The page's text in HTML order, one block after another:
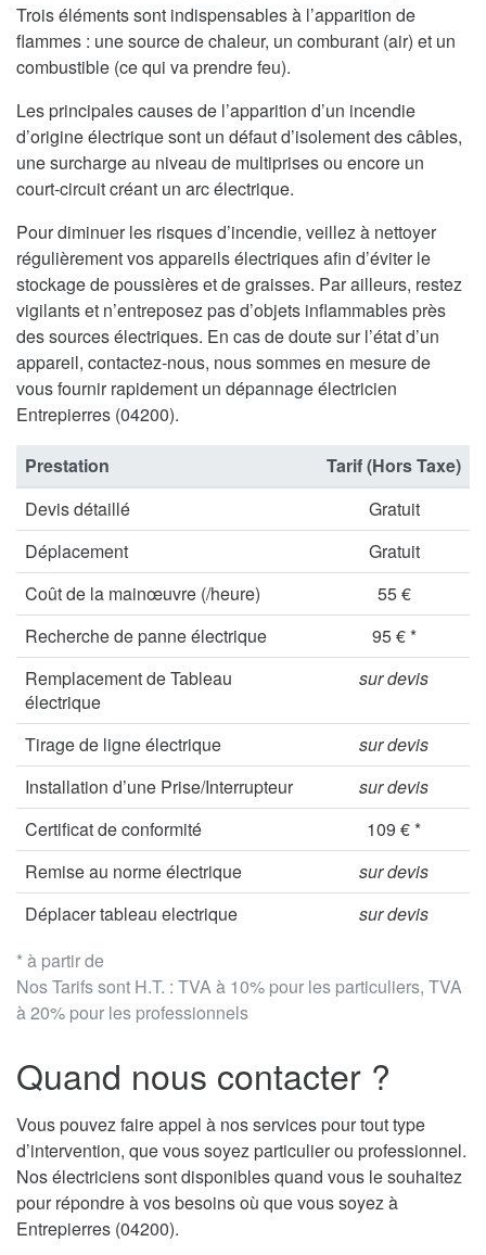
Trois éléments sont indispensables à l’apparition de
flammes : une source de chaleur, un comburant (air) et un
combustible (ce qui va prendre feu).
Les principales causes de l’apparition d’un incendie
d’origine électrique sont un défaut d’isolement des câbles,
une surcharge au niveau de multiprises ou encore un
court-circuit créant un arc électrique.
Pour diminuer les risques d’incendie, veillez à nettoyer
régulièrement vos appareils électriques afin d’éviter le
stockage de poussières et de graisses. Par ailleurs, restez
vigilants et n’entreposez pas d’objets inflammables près
des sources électriques. En cas de doute sur l’état d’un
appareil, contactez-nous, nous sommes en mesure de
vous fournir rapidement un dépannage électricien
Entrepierres (04200).
* à partir de
Nos Tarifs sont H.T. : TVA à 10% pour les particuliers, TVA
à 20% pour les professionnels
Prestation
Tarif (Hors Taxe)
Devis détaillé
Gratuit
Déplacement
Gratuit
Coût de la mainœuvre (/heure)
55 €
Recherche de panne électrique
95 € *
Remplacement de Tableau
électrique
sur devis
Tirage de ligne électrique
sur devis
Installation d’une Prise/Interrupteur
sur devis
Certificat de conformité
109 € *
Remise au norme électrique
sur devis
Déplacer tableau electrique
sur devis
Quand nous contacter ?
Vous pouvez faire appel à nos services pour tout type
d’intervention, que vous soyez particulier ou professionnel.
Nos électriciens sont disponibles quand vous le souhaitez
pour répondre à vos besoins où que vous soyez à
Entrepierres (04200).